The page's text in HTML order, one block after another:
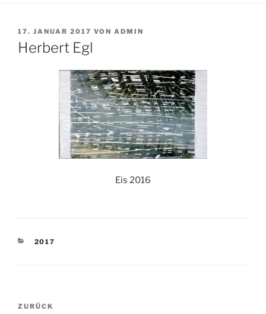
VERÖFFENTLICHT
AM
17. JANUAR 2017 VON ADMIN
Herbert Egl
Eis 2016
KATEGORIEN
2017
Beitragsnavigation
Vorheriger
ZURÜCK